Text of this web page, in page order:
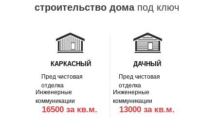
16500 за кв.м.
КАРКАСНЫЙ
Пред чистовая
отделка
Инженерные
коммуникации
13000 за кв.м.
ДАЧНЫЙ
Пред чистовая
отделка
Инженерные
коммуникации
строительство домапод ключ